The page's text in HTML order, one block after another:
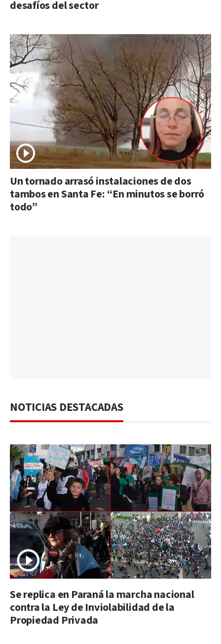
desafíos del sector
Un tornado arrasó instalaciones de dos
tambos en Santa Fe: “En minutos se borró
todo”
NOTICIAS DESTACADAS
Se replica en Paraná la marcha nacional
contra la Ley de Inviolabilidad de la
Propiedad Privada